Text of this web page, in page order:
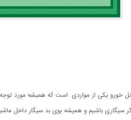
خورو یکی از مواردی است که همیشه مورد
سیگاری باشیم و همیشه بوی بد سیگار داخل